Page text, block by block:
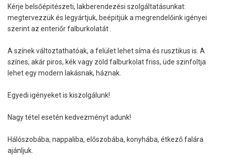
Kérje belsőépitészeti, lakberendezési szolgáltatásunkat:
megtervezzük és legyártjuk, beépitjük a megrendelőink igényei
szerint az enteriőr falburkolatát .
A színek változtathatóak, a felület lehet síma és rusztikus is. A
színes, akár piros, kék vagy zöld falburkolat friss, üde szinfoltja
lehet egy modern lakásnak, háznak.
Egyedi igényeket is kiszolgálunk!
Nagy tétel esetén kedvezményt adunk!
Hálószobába, nappaliba, előszobába, konyhába, étkező falára
ajánljuk.